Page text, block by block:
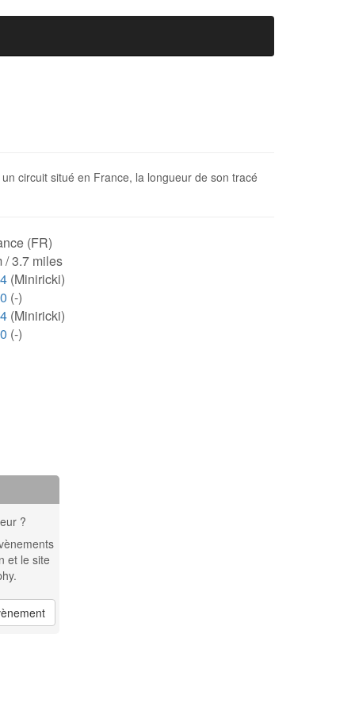
circuit situé en France, la longueur de son tracé
(FR)
/ 3.7 miles
(Miniricki)
(-)
(Miniricki)
(-)
?
et le site